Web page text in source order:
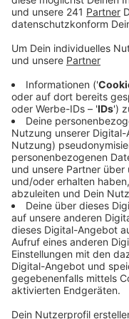
Anzeige
Anzeige
Pablo Picasso
überhaupt. Seine
ganzen Welt – und
Dabei ist sein Tod
her.
Anzeige